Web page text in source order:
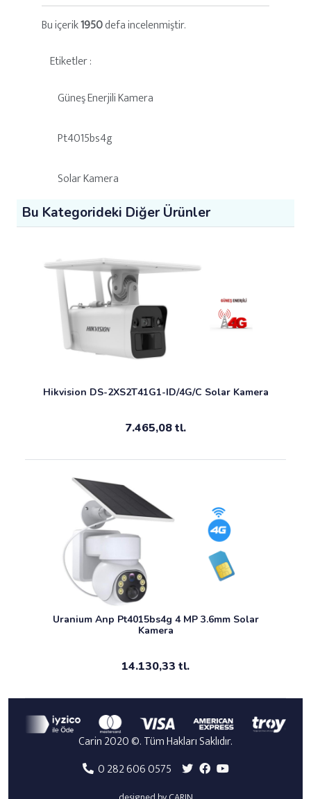
Bu içerik1950defa incelenmiştir.
Etiketler :
Güneş Enerjili Kamera
Pt4015bs4g
Solar Kamera
Bu Kategorideki Diğer Ürünler
Hikvision DS-2XS2T41G1-ID/4G/C Solar Kamera
7.465,08 tl.
Uranium Anp Pt4015bs4g 4 MP 3.6mm Solar
Kamera
14.130,33 tl.
Carin 2020 ©. Tüm Hakları Saklıdır.
0 282 606 0575